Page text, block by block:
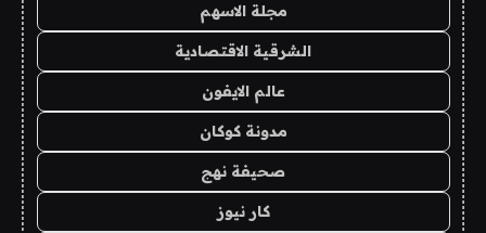
مجلة الاسهم
الشرقية الاقتصادية
عالم الايفون
مدونة كوكان
صحيفة نهج
كار نيوز